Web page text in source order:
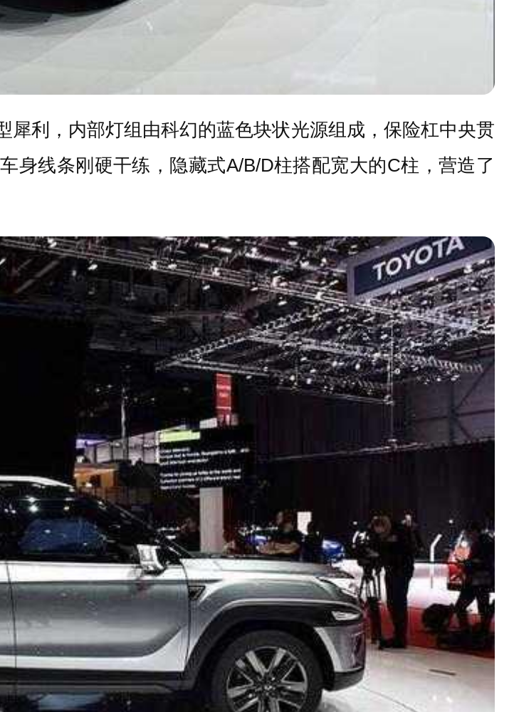
利，内部灯组由科幻的蓝色块状光源组成，保险杠中央贯
身线条刚硬干练，隐藏式A/B/D柱搭配宽大的C柱，营造了